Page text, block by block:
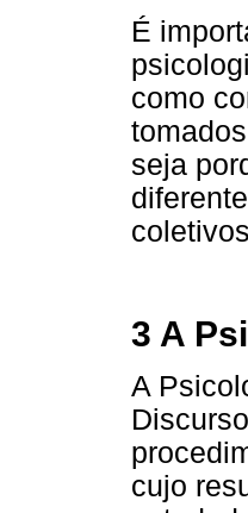
É
como
seja
3 A
A
cujo